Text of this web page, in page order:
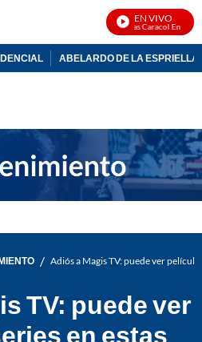
EN VIVO
Noticias Caracol En Vivo
ABELARDO DE LA ESPRIELLA
/ Adiós a Magis TV: puede ver
TV: puede ver
en estas